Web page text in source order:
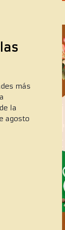
más
la
agosto